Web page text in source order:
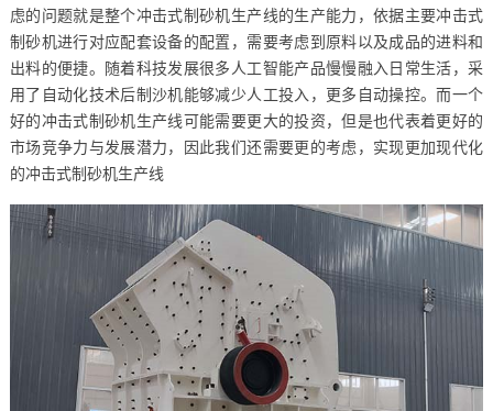
虑的问题就是整个冲击式制砂机生产线的生产能力，依据主要冲击式
制砂机进行对应配套设备的配置，需要考虑到原料以及成品的进料和
出料的便捷。随着科技发展很多人工智能产品慢慢融入日常生活，采
用了自动化技术后制沙机能够减少人工投入，更多自动操控。而一个
好的冲击式制砂机生产线可能需要更大的投资，但是也代表着更好的
市场竞争力与发展潜力，因此我们还需要更的考虑，实现更加现代化
的冲击式制砂机生产线